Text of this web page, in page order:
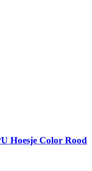
Hoesje Color Rood